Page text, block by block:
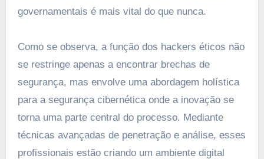
governamentais é mais vital do que nunca.
Como se observa, a função dos hackers éticos não
se restringe apenas a encontrar brechas de
segurança, mas envolve uma abordagem holística
para a segurança cibernética onde a inovação se
torna uma parte central do processo. Mediante
técnicas avançadas de penetração e análise, esses
profissionais estão criando um ambiente digital